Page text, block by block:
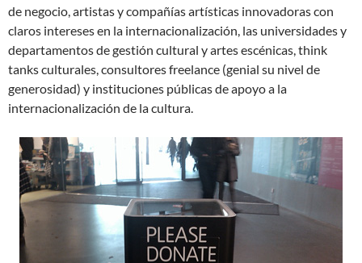
de negocio, artistas y compañías artísticas innovadoras con
claros intereses en la internacionalización, las universidades y
departamentos de gestión cultural y artes escénicas, think
tanks culturales, consultores freelance (genial su nivel de
generosidad) y instituciones públicas de apoyo a la
internacionalización de la cultura.